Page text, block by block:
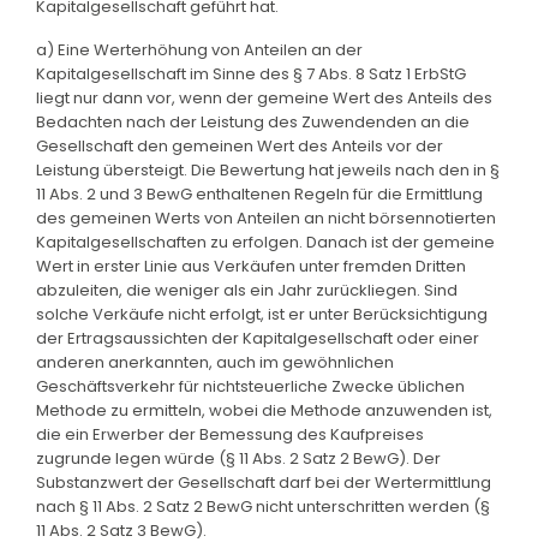
Kapitalgesellschaft geführt hat.
a) Eine Werterhöhung von Anteilen an der
Kapitalgesellschaft im Sinne des § 7 Abs. 8 Satz 1 ErbStG
liegt nur dann vor, wenn der gemeine Wert des Anteils des
Bedachten nach der Leistung des Zuwendenden an die
Gesellschaft den gemeinen Wert des Anteils vor der
Leistung übersteigt. Die Bewertung hat jeweils nach den in §
11 Abs. 2 und 3 BewG enthaltenen Regeln für die Ermittlung
des gemeinen Werts von Anteilen an nicht börsennotierten
Kapitalgesellschaften zu erfolgen. Danach ist der gemeine
Wert in erster Linie aus Verkäufen unter fremden Dritten
abzuleiten, die weniger als ein Jahr zurückliegen. Sind
solche Verkäufe nicht erfolgt, ist er unter Berücksichtigung
der Ertragsaussichten der Kapitalgesellschaft oder einer
anderen anerkannten, auch im gewöhnlichen
Geschäftsverkehr für nichtsteuerliche Zwecke üblichen
Methode zu ermitteln, wobei die Methode anzuwenden ist,
die ein Erwerber der Bemessung des Kaufpreises
zugrunde legen würde (§ 11 Abs. 2 Satz 2 BewG). Der
Substanzwert der Gesellschaft darf bei der Wertermittlung
nach § 11 Abs. 2 Satz 2 BewG nicht unterschritten werden (§
11 Abs. 2 Satz 3 BewG).